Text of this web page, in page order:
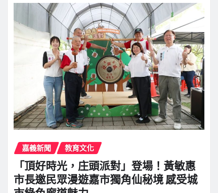
嘉義新聞 教育文化
「頂好時光，庄頭派對」登場！黃敏惠
市長邀民眾漫遊嘉市獨角仙秘境 感受城